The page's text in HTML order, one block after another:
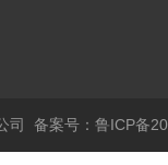
司 备案号：鲁ICP备